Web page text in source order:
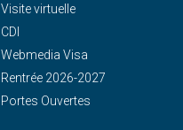
Visite virtuelle
CDI
Webmedia Visa
Rentrée 2026-2027
Portes Ouvertes